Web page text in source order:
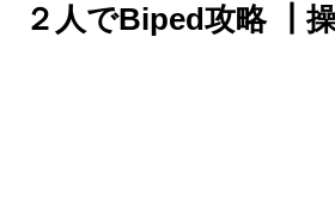
２人でBiped攻略 ┃